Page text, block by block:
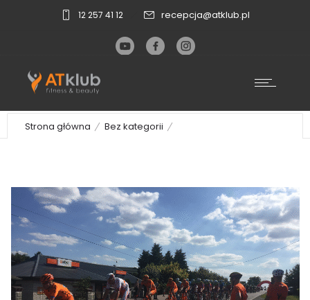
12 257 41 12 recepcja@atklub.pl
Strona główna
Bez kategorii